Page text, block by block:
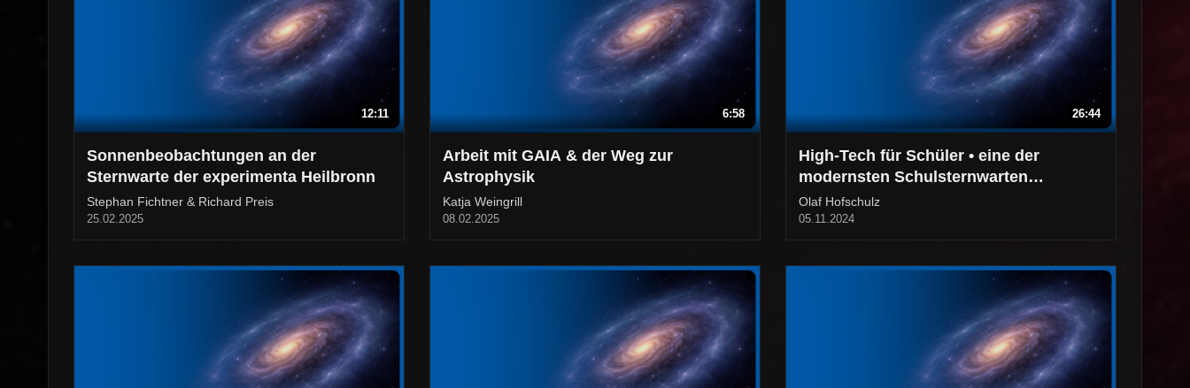
12:11
Sonnenbeobachtungen an der
Sternwarte der experimenta Heilbronn
Stephan Fichtner & Richard Preis
25.02.2025
6:58
Arbeit mit GAIA & der Weg zur
Astrophysik
Katja Weingrill
08.02.2025
26:44
High-Tech für Schüler • eine der
modernsten Schulsternwarten
Deutschlands
Olaf Hofschulz
05.11.2024